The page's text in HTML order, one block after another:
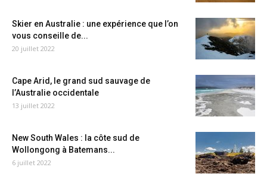
Skier en Australie : une expérience que l’on
vous conseille de...
20 juillet 2022
Cape Arid, le grand sud sauvage de
l’Australie occidentale
13 juillet 2022
New South Wales : la côte sud de
Wollongong à Batemans...
6 juillet 2022